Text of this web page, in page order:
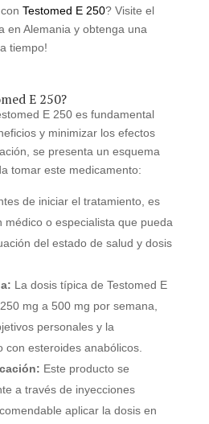
Testomed E 250? Visite el
en Alemania y obtenga una
tiempo!
E 250?
E 250 es fundamental
y minimizar los efectos
se presenta un esquema
tomar este medicamento:
de iniciar el tratamiento, es
médico o especialista que pueda
del estado de salud y dosis
La dosis típica de Testomed E
mg a 500 mg por semana,
personales y la
con esteroides anabólicos.
Este producto se
a través de inyecciones
aplicar la dosis en